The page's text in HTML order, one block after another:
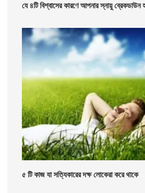
যে ৪টি বিশ্বাসের কারণে আপনার স্নায়ু ব্রেকডাউন
৫ টি কাজ যা সত্যিকারের দক্ষ লোকেরা করে থাকে